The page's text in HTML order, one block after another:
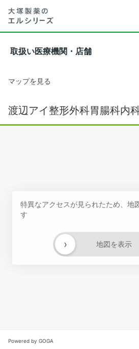
取扱い医療機関・店舗
マップを見る
渡辺アイ整形外科胃腸科内
特異なアクセスが見られたため、地
す
地図を表示
›
Powered by GOGA